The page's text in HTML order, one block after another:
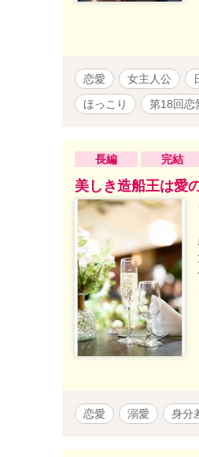
恋愛 女主人公
ほっこり
第18回恋
長編 完結
美しき造船王は愛
恋愛 溺愛 身分